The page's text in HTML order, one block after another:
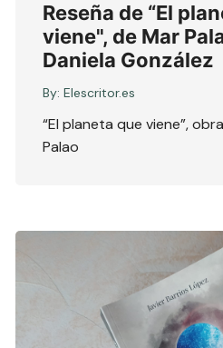
Reseña de “El
viene", de Mar
Daniela González
By: Elescritor.es
“El planeta que viene”,
Palao